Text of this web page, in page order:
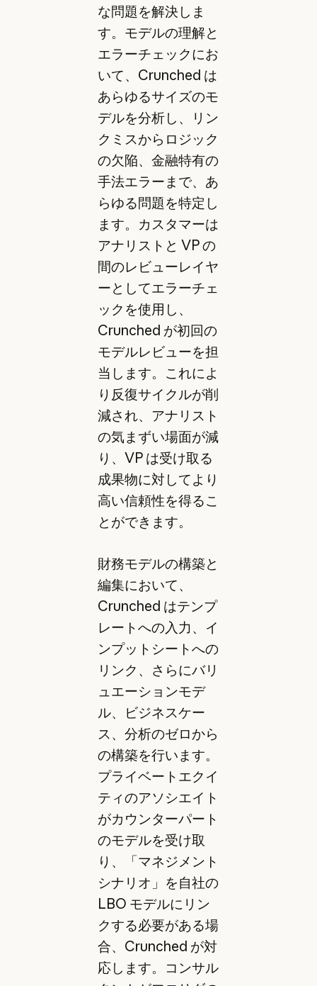
な問題を解決しま
す。モデルの理解と
エラーチェックにお
いて、Crunched は
あらゆるサイズのモ
デルを分析し、リン
クミスからロジック
の欠陥、金融特有の
手法エラーまで、あ
らゆる問題を特定し
ます。カスタマーは
アナリストと VP の
間のレビューレイヤ
ーとしてエラーチェ
ックを使用し、
Crunched が初回の
モデルレビューを担
当します。これによ
り反復サイクルが削
減され、アナリスト
の気まずい場面が減
り、VP は受け取る
成果物に対してより
高い信頼性を得るこ
とができます。
財務モデルの構築と
編集において、
Crunched はテンプ
レートへの入力、イ
ンプットシートへの
リンク、さらにバリ
ュエーションモデ
ル、ビジネスケー
ス、分析のゼロから
の構築を行います。
プライベートエクイ
ティのアソシエイト
がカウンターパート
のモデルを受け取
り、「マネジメント
シナリオ」を自社の
LBO モデルにリン
クする必要がある場
合、Crunched が対
応します。コンサル